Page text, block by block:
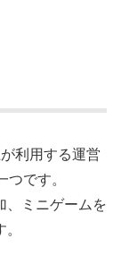
利用する運営
です。
、ミニゲームを